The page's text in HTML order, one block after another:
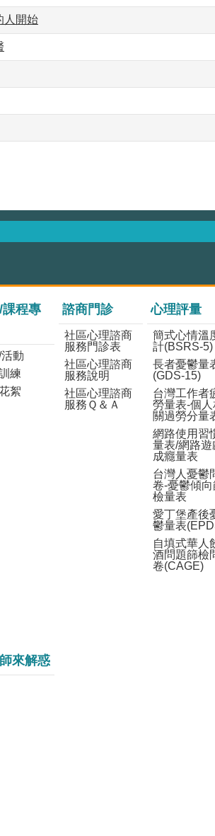
人開始
程專
動
練
絮
諮商門診
社區心理諮商
服務門診表
社區心理諮商
服務說明
社區心理諮商
服務Ｑ＆Ａ
心理評量
簡式心情溫
計(BSRS-5)
長者憂鬱量
(GDS-15)
台灣工作者
勞量表-個人
關過勞分量
網路使用習
量表/網路遊
成癮量表
台灣人憂鬱
卷-憂鬱傾向
檢量表
愛丁堡產後
鬱量表
自填式華人
酒問題篩檢
卷(CAGE)
來解惑